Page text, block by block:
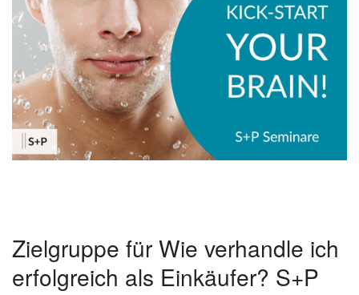
Zielgruppe für Wie verhandle ich
erfolgreich als Einkäufer? S+P